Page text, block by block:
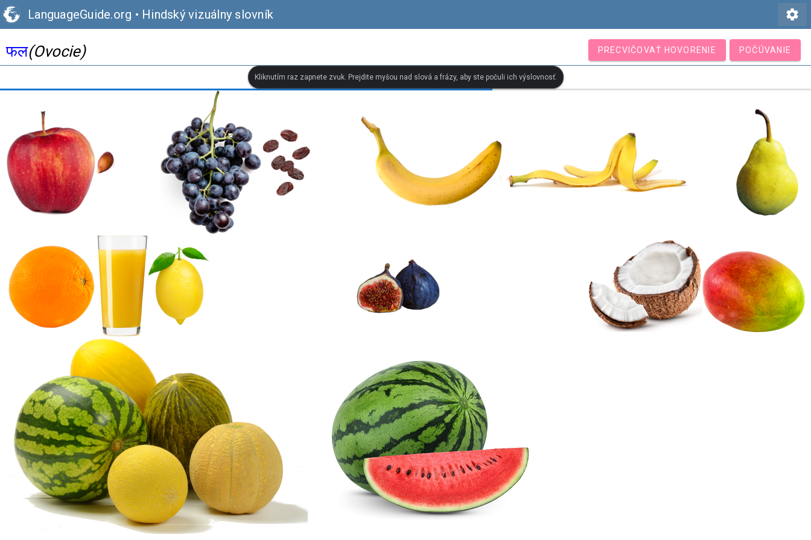
LanguageGuide.org • Hindský vizuálny slovník settings
फल(Ovocie) PRECVIČOVAŤ HOVORENIE POČÚVANIE
Kliknutím raz zapnete zvuk. Prejdite myšou nad slová a frázy, aby ste počuli ich výslovnosť.